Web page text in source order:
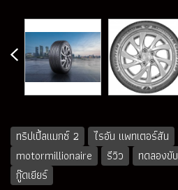
ทริปเปิ้ลแมกซ์ 2 ไรอัน แพทเตอร์สัน
motormillionaire
รีวิว ทดลองขับ
กู๊ดเยียร์